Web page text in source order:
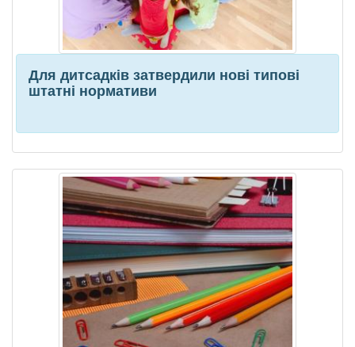
Для дитсадків затвердили нові типові
штатні нормативи